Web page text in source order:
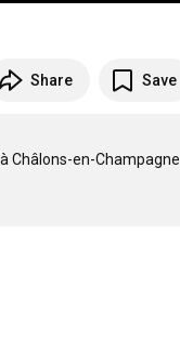
Share Save
Châlons-en-Champagne.